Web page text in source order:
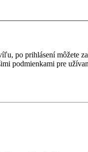
po prihlásení
podmienkami pre